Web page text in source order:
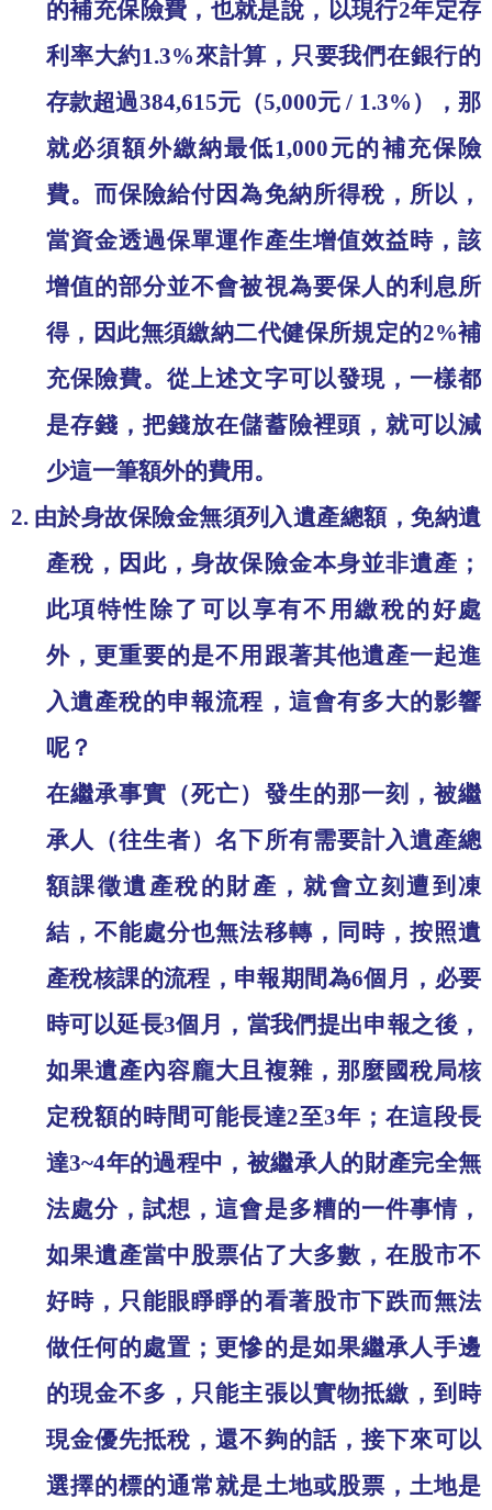
的補充保險費，也就是說，以現行2年定存
利率大約1.3%來計算，只要我們在銀行的
存款超過384,615元（5,000元 / 1.3% ），那
就必須額外繳納最低1,000元的補充保險
費。而保險給付因為免納所得稅，所以，
當資金透過保單運作產生增值效益時，該
增值的部分並不會被視為要保人的利息所
得，因此無須繳納二代健保所規定的2%補
充保險費。從上述文字可以發現，一樣都
是存錢，把錢放在儲蓄險裡頭，就可以減
少這一筆額外的費用。
2. 由於身故保險金無須列入遺產總額，免納遺
產稅，因此，身故保險金本身並非遺產；
此項特性除了可以享有不用繳稅的好處
外，更重要的是不用跟著其他遺產一起進
入遺產稅的申報流程，這會有多大的影響
呢？
在繼承事實（死亡）發生的那一刻，被繼
承人（往生者）名下所有需要計入遺產總
額課徵遺產稅的財產，就會立刻遭到凍
結，不能處分也無法移轉，同時，按照遺
產稅核課的流程，申報期間為6個月，必要
時可以延長3個月，當我們提出申報之後，
如果遺產內容龐大且複雜，那麼國稅局核
定稅額的時間可能長達2至3年；在這段長
達3~4年的過程中，被繼承人的財產完全無
法處分，試想，這會是多糟的一件事情，
如果遺產當中股票佔了大多數，在股市不
好時，只能眼睜睜的看著股市下跌而無法
做任何的處置；更慘的是如果繼承人手邊
的現金不多，只能主張以實物抵繳，到時
現金優先抵稅，還不夠的話，接下來可以
選擇的標的通常就是土地或股票，土地是